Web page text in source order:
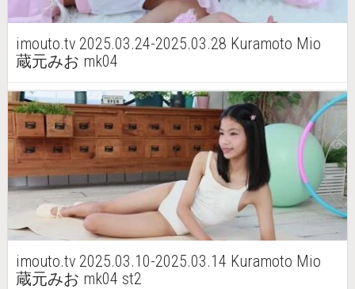
imouto.tv 2025.03.24-2025.03.28 Kuramoto Mio
蔵元みお mk04
imouto.tv 2025.03.10-2025.03.14 Kuramoto Mio
蔵元みお mk04 st2